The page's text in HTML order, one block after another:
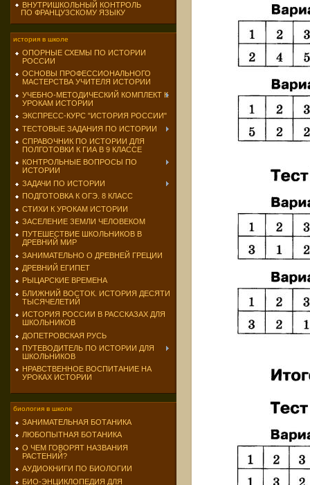
ВНУТРИШКОЛЬНЫЙ КОНТРОЛЬ
ПО ФРАНЦУЗСКОМУ ЯЗЫКУ
история в школе
ОПОРНЫЕ СХЕМЫ ПО ИСТОРИИ
РОССИИ
ОСНОВЫ ПРОФЕССИОНАЛЬНОГО
МАСТЕРСТВА УЧИТЕЛЯ ИСТОРИИ
УЧЕБНО-МЕТОДИЧЕСКИЙ КОМПЛЕКТ К
УРОКАМ ИСТОРИИ
ЭКСПРЕСС-КУРС "ИСТОРИЯ РОССИИ"
ТЕСТОВЫЕ ЗАДАНИЯ ПО ИСТОРИИ
СПРАВОЧНИК ПО ИСТОРИИ ДЛЯ
ПОЛГОТОВКИ К ГИА В 9 КЛАССЕ
КОНТРОЛЬНЫЕ ВОПРОСЫ ПО
ИСТОРИИ
ЗАДАЧИ ПО ИСТОРИИ
ПОДГОТОВКА К ОГЭ. 8 КЛАСС
СТИХИ К УРОКАМ ИСТОРИИ
ЗАСЕЛЕНИЕ ЗЕМЛИ ЧЕЛОВЕКОМ
ПУТЕШЕСТВИЕ ШКОЛЬНИКОВ В
ДРЕВНИЙ МИР
ЗАНИМАТЕЛЬНО О ДРЕВНЕЙ ГРЕЦИИ
ДРЕВНИЙ ЕГИПЕТ
РЫЦАРСКИЕ ВРЕМЕНА
БЛИЖНИЙ ВОСТОК. ИСТОРИЯ ДЕСЯТИ
ТЫСЯЧЕЛЕТИЙ
ИСТОРИЯ РОССИИ В РАССКАЗАХ ДЛЯ
ШКОЛЬНИКОВ
ДОПЕТРОВСКАЯ РУСЬ
ПУТЕВОДИТЕЛЬ ПО ИСТОРИИ ДЛЯ
ШКОЛЬНИКОВ
НРАВСТВЕННОЕ ВОСПИТАНИЕ НА
УРОКАХ ИСТОРИИ
биология в школе
ЗАНИМАТЕЛЬНАЯ БОТАНИКА
ЛЮБОПЫТНАЯ БОТАНИКА
О ЧЕМ ГОВОРЯТ НАЗВАНИЯ
РАСТЕНИЙ?
АУДИОКНИГИ ПО БИОЛОГИИ
БИО-ЭНЦИКЛОПЕДИЯ ДЛЯ